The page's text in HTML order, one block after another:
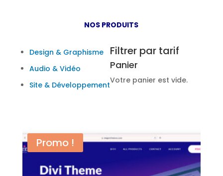
NOS PRODUITS
Design & Graphisme
Audio & Vidéo
Site & Développement
Filtrer par tarif
Panier
Votre panier est vide.
Promo !